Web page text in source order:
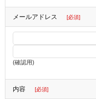
メールアドレス [必須]
(確認用)
内容 [必須]